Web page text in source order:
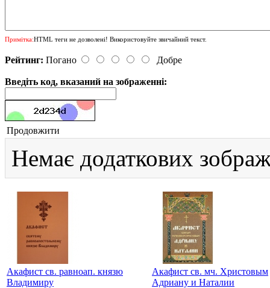
Примітка:HTML теги не дозволені! Використовуйте звичайний текст.
Рейтинг: Погано Добре
Введіть код, вказаний на зображенні:
Продовжити
Немає додаткових
Акафист св. равноап. князю
Владимиру
Акафист св. мч. Христовым
Адриану и Наталии